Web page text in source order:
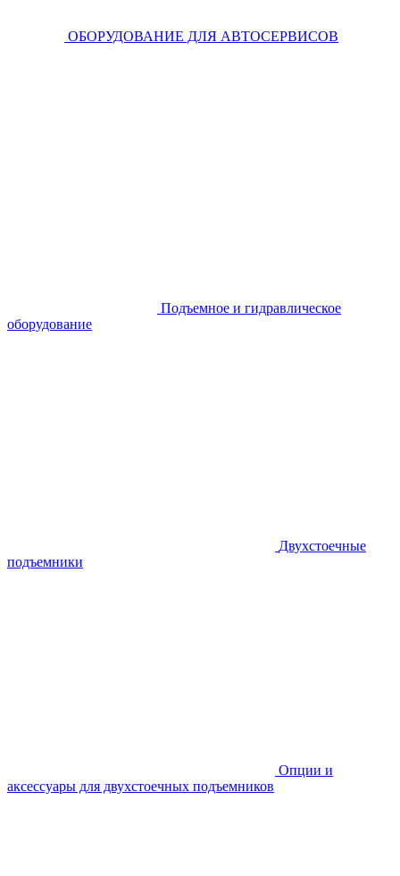
ОБОРУДОВАНИЕ ДЛЯ АВТОСЕРВИСОВ
Подъемное и гидравлическое
оборудование
Двухстоечные
подъемники
Опции и
аксессуары для двухстоечных подъемников